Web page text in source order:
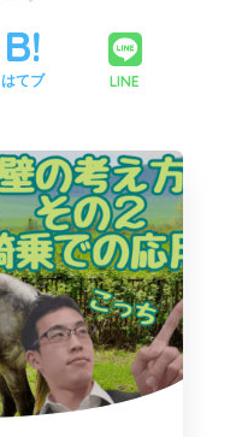
はてブ LINE